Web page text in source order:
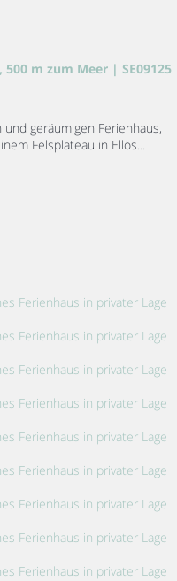
m zum Meer | SE09125
geräumigen Ferienhaus,
Felsplateau in Ellös...